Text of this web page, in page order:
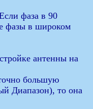
фаза в 90
фазы в широком
антенны на
большую
Диапазон), то она